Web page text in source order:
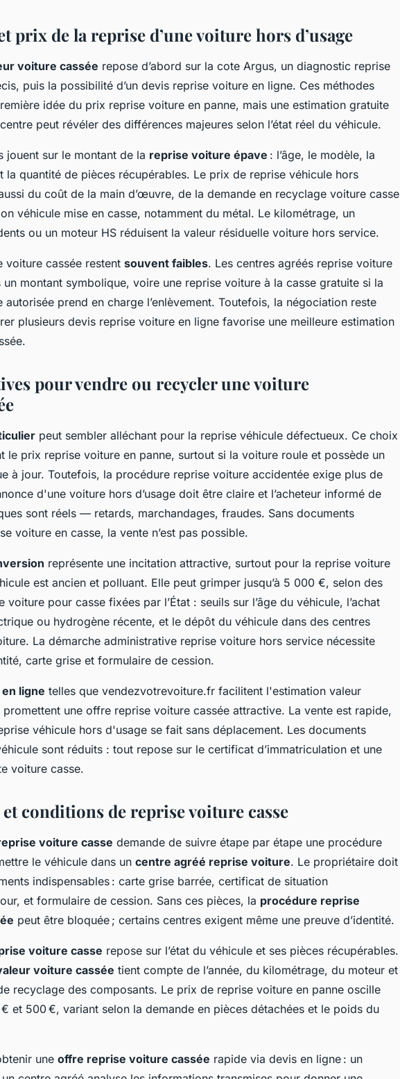
prix de la reprise d’une voiture hors d’usage
voiture cassée repose d’abord sur la cote Argus, un diagnostic reprise
puis la possibilité d’un devis reprise voiture en ligne. Ces méthodes
idée du prix reprise voiture en panne, mais une estimation gratuite
peut révéler des différences majeures selon l’état réel du véhicule.
jouent sur le montant de la reprise voiture épave : l’âge, le modèle, la
la quantité de pièces récupérables. Le prix de reprise véhicule hors
du coût de la main d’œuvre, de la demande en recyclage voiture casse
véhicule mise en casse, notamment du métal. Le kilométrage, un
ou un moteur HS réduisent la valeur résiduelle voiture hors service.
voiture cassée restent souvent faibles. Les centres agréés reprise voiture
montant symbolique, voire une reprise voiture à la casse gratuite si la
autorisée prend en charge l’enlèvement. Toutefois, la négociation reste
plusieurs devis reprise voiture en ligne favorise une meilleure estimation
pour vendre ou recycler une voiture
peut sembler alléchant pour la reprise véhicule défectueux. Ce choix
le prix reprise voiture en panne, surtout si la voiture roule et possède un
à jour. Toutefois, la procédure reprise voiture accidentée exige plus de
d'une voiture hors d’usage doit être claire et l’acheteur informé de
sont réels — retards, marchandages, fraudes. Sans documents
voiture en casse, la vente n’est pas possible.
représente une incitation attractive, surtout pour la reprise voiture
est ancien et polluant. Elle peut grimper jusqu’à 5 000 €, selon des
voiture pour casse fixées par l’État : seuils sur l’âge du véhicule, l’achat
ou hydrogène récente, et le dépôt du véhicule dans des centres
La démarche administrative reprise voiture hors service nécessite
carte grise et formulaire de cession.
ligne telles que vendezvotrevoiture.fr facilitent l'estimation valeur
une offre reprise voiture cassée attractive. La vente est rapide,
véhicule hors d'usage se fait sans déplacement. Les documents
sont réduits : tout repose sur le certificat d’immatriculation et une
voiture casse.
conditions de reprise voiture casse
voiture casse demande de suivre étape par étape une procédure
le véhicule dans un centre agréé reprise voiture. Le propriétaire doit
indispensables : carte grise barrée, certificat de situation
et formulaire de cession. Sans ces pièces, la procédure reprise
peut être bloquée ; certains centres exigent même une preuve d’identité.
voiture casse repose sur l’état du véhicule et ses pièces récupérables.
voiture cassée tient compte de l’année, du kilométrage, du moteur et
recyclage des composants. Le prix de reprise voiture en panne oscille
et 500 €, variant selon la demande en pièces détachées et le poids du
une offre reprise voiture cassée rapide via devis en ligne : un